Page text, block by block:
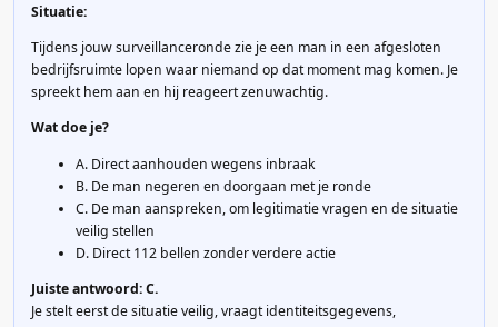
Situatie:
Tijdens jouw surveillanceronde zie je een man in een afgesloten
bedrijfsruimte lopen waar niemand op dat moment mag komen. Je
spreekt hem aan en hij reageert zenuwachtig.
Wat doe je?
A. Direct aanhouden wegens inbraak
B. De man negeren en doorgaan met je ronde
C. De man aanspreken, om legitimatie vragen en de situatie
veilig stellen
D. Direct 112 bellen zonder verdere actie
Juiste antwoord: C.
Je stelt eerst de situatie veilig, vraagt identiteitsgegevens,